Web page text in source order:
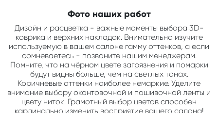
Фото наших работ
Дизайн и расцветка - важные моменты выбора 3D-
коврика и верхних накладок. Внимательно изучите
используемую в вашем салоне гамму оттенков, а если
сомневаетесь - позвоните нашим менеджерам.
Помните, что на чёрном цвете загрязнения и помарки
будут видны больше, чем на светлых тонах.
Коричневые оттенки наиболее немаркие. Уделите
внимание выбору окантовочной и пошивочной ленты и
цвету ниток. Грамотный выбор цветов способен
кардинально изменить восприятие вашего салона!